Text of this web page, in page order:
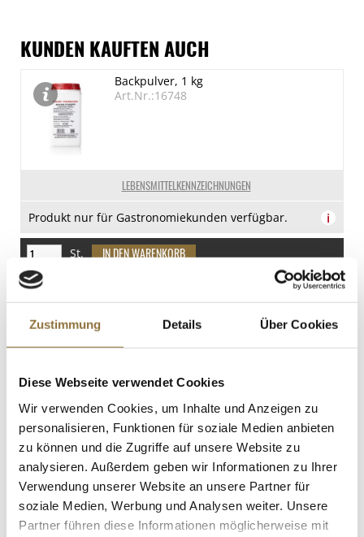
Zustimmung Details Über Cookies
Diese Webseite verwendet Cookies
Wir verwenden Cookies, um Inhalte und Anzeigen zu
personalisieren, Funktionen für soziale Medien anbieten
zu können und die Zugriffe auf unsere Website zu
analysieren. Außerdem geben wir Informationen zu Ihrer
Verwendung unserer Website an unsere Partner für
soziale Medien, Werbung und Analysen weiter. Unsere
Partner führen diese Informationen möglicherweise mit
Fett
1.5 g
davon gesättigte Fettsäuren
0.3 g
Kohlenhydrate
3.4 g
Eiweiß
14 g
Salz
Spuren / Enthalten
Glutenhaltige Getreide (Weizen)
Enthalten
Senf
Spuren
Sojabohnen
KUNDEN KAUFTEN AUCH
LEBENSMITTELKENNZEICHNUNGEN
Backpulver, 1 kg
Art.Nr.:16748
Produkt nur für Gastronomiekunden verfügbar. i
St.
KENNZEICHNUNGEN U. SPEZIFIKATIONEN
€ 39,42
St.
NORDUR isländische Salzflocken,